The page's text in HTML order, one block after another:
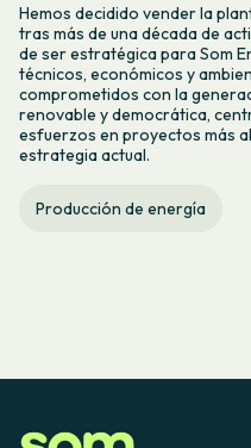
Hemos decidido vender la
tras más de una década de
de ser estratégica para Som
técnicos, económicos y
comprometidos con la
renovable y democrática,
esfuerzos en proyectos más
estrategia actual.
Producción de energía